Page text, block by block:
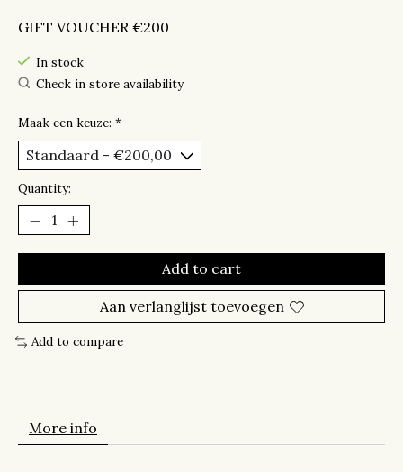
GIFT VOUCHER €200
In stock
Check in store availability
Maak een keuze: *
Quantity:
Add to cart
Aan verlanglijst toevoegen
Add to compare
More info